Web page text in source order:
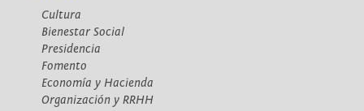
Cultura
Bienestar Social
Presidencia
Fomento
Economía y Hacienda
Organización y RRHH